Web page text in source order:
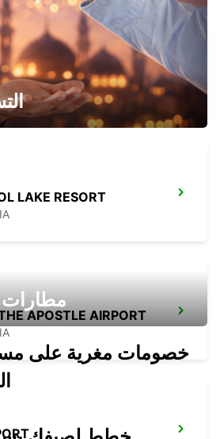
LAKE RESORT
APOSTLE AIRPORT
مطارات
خصومات مغرية على